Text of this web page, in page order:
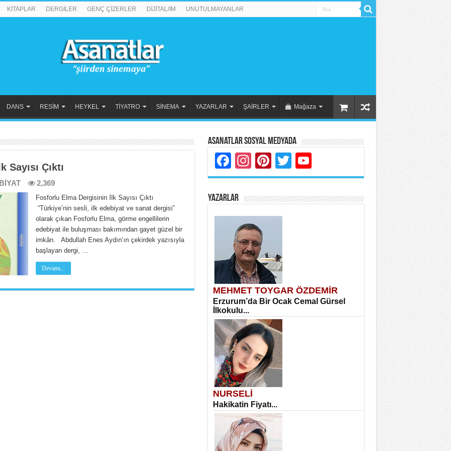
KİTAPLAR DERGİLER GENÇ ÇİZERLER DİJİTAL/İM UNUTULMAYANLAR
DANS RESİM HEYKEL TİYATRO SİNEMA YAZARLAR ŞAİRLER Mağaza
Çıktı
2,369
Fosforlu Elma Dergisinin İlk Sayısı Çıktı
“Türkiye’nin sesli, ilk edebiyat ve sanat dergisi”
olarak çıkan Fosforlu Elma, görme engellilerin
edebiyat ile buluşması bakımından gayet güzel bir
imkân. Abdullah Enes Aydın’ın çekirdek yazısıyla
başlayan dergi, …
Devamı...
Asanatlar Sosyal Medyada
Facebook
Instagram
Pinterest
Twitter
YAZARLAR
MEHMET TOYGAR ÖZDEMİR
Erzurum’da Bir Ocak Cemal Gürsel
İlkokulu...
NURSELİ
Hakikatin Fiyatı...